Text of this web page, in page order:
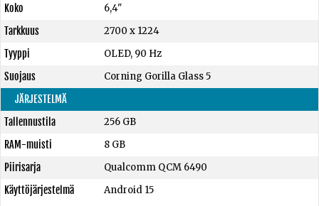
Koko
6,4"
Tarkkuus
2700 x 1224
Tyyppi
OLED, 90 Hz
Suojaus
Corning Gorilla Glass 5
JÄRJESTELMÄ
Tallennustila
256 GB
RAM-muisti
8 GB
Piirisarja
Qualcomm QCM 6490
Käyttöjärjestelmä
Android 15